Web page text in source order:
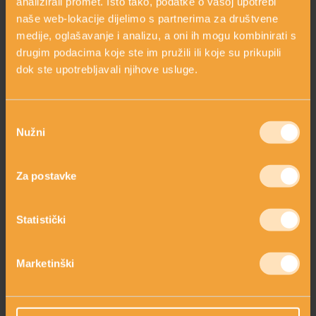
naše web-lokacije dijelimo s partnerima za društvene
medije, oglašavanje i analizu, a oni ih mogu kombinirati s
drugim podacima koje ste im pružili ili koje su prikupili
dok ste upotrebljavali njihove usluge.
pristanka
Nužni
Za postavke
Statistički
Marketinški
shopping_cart shopping_cart
intenzivna njega
DODAJ shopping_cart
SET NIKELHIDRIS FACE
Dubinski hidrirana i
svježa koža.
DODAJ shopping_cart